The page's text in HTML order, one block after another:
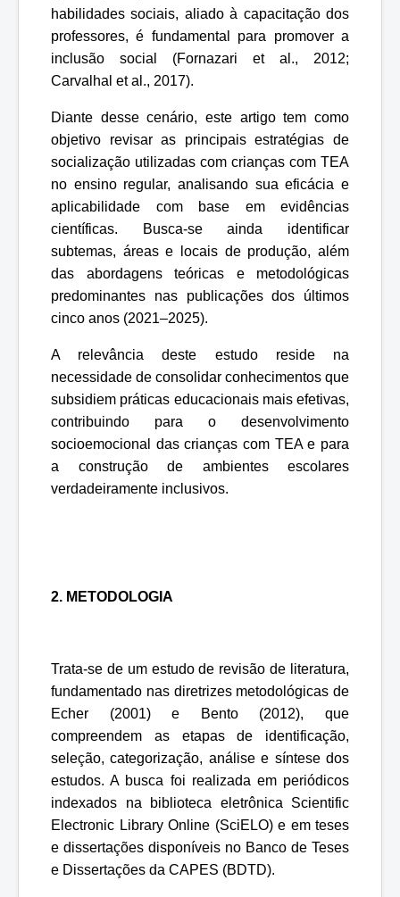
habilidades sociais, aliado à capacitação dos
professores, é fundamental para promover a
inclusão social (Fornazari et al., 2012;
Carvalhal et al., 2017).
Diante desse cenário, este artigo tem como
objetivo revisar as principais estratégias de
socialização utilizadas com crianças com TEA
no ensino regular, analisando sua eficácia e
aplicabilidade com base em evidências
científicas. Busca-se ainda identificar
subtemas, áreas e locais de produção, além
das abordagens teóricas e metodológicas
predominantes nas publicações dos últimos
cinco anos (2021–2025).
A relevância deste estudo reside na
necessidade de consolidar conhecimentos que
subsidiem práticas educacionais mais efetivas,
contribuindo para o desenvolvimento
socioemocional das crianças com TEA e para
a construção de ambientes escolares
verdadeiramente inclusivos.
2. METODOLOGIA
Trata-se de um estudo de revisão de literatura,
fundamentado nas diretrizes metodológicas de
Echer (2001) e Bento (2012), que
compreendem as etapas de identificação,
seleção, categorização, análise e síntese dos
estudos. A busca foi realizada em periódicos
indexados na biblioteca eletrônica Scientific
Electronic Library Online (SciELO) e em teses
e dissertações disponíveis no Banco de Teses
e Dissertações da CAPES (BDTD).